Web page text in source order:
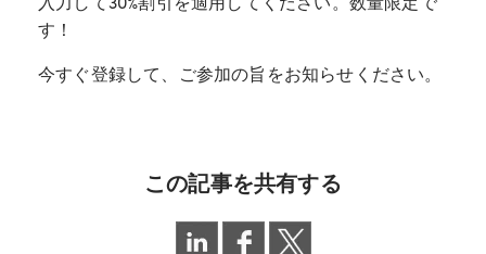
す！
今すぐ登録して、ご参加の旨をお知らせください。
この記事を共有する